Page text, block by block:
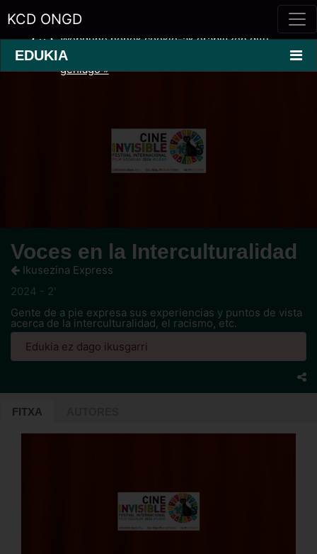
KCD ONGD
EDUKIA
Voces en la Interculturalidad
Ikusezina Express
2024 - 2'
Gente de a pie expresa sus experiencias y puntos de vista
acerca de la interculturalidad, el racismo, etc.
Edukia ez dago ikusgarri
FITXA
Webgune honek cookie-ak erabiltzen ditu
erabilera eskaintza hobetzeko.
gehiago »